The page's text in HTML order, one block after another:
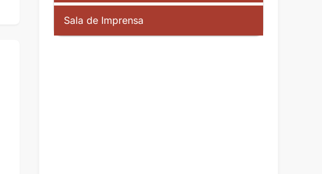
Sala de Imprensa